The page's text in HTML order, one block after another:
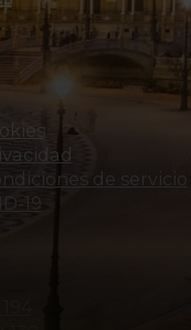
de servicio
19